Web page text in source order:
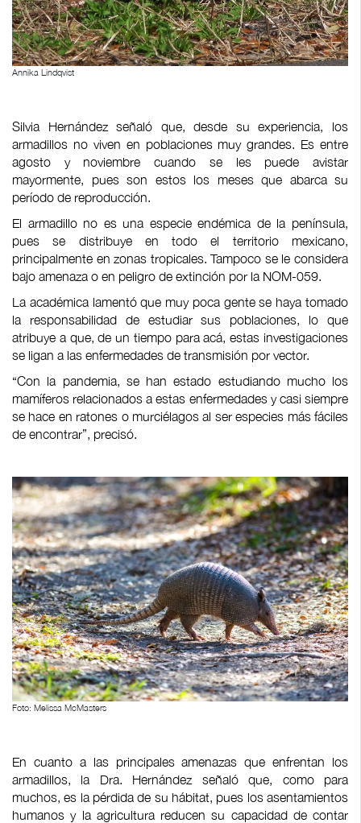
Annika Lindqvist
Silvia Hernández señaló que, desde su experiencia, los
armadillos no viven en poblaciones muy grandes. Es entre
agosto y noviembre cuando se les puede avistar
mayormente, pues son estos los meses que abarca su
período de reproducción.
El armadillo no es una especie endémica de la península,
pues se distribuye en todo el territorio mexicano,
principalmente en zonas tropicales. Tampoco se le considera
bajo amenaza o en peligro de extinción por la NOM-059.
La académica lamentó que muy poca gente se haya tomado
la responsabilidad de estudiar sus poblaciones, lo que
atribuye a que, de un tiempo para acá, estas investigaciones
se ligan a las enfermedades de transmisión por vector.
“Con la pandemia, se han estado estudiando mucho los
mamíferos relacionados a estas enfermedades y casi siempre
se hace en ratones o murciélagos al ser especies más fáciles
de encontrar”, precisó.
Foto: Melissa McMasters
En cuanto a las principales amenazas que enfrentan los
armadillos, la Dra. Hernández señaló que, como para
muchos, es la pérdida de su hábitat, pues los asentamientos
humanos y la agricultura reducen su capacidad de contar